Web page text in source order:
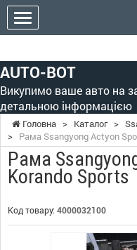
AUTO-BOT
Викупимо ваше авто на
детальною інформацією
Головна > Каталог >
> Рама Ssangyong Actyon
Рама
Korando Sports
Код товару: 4000032100